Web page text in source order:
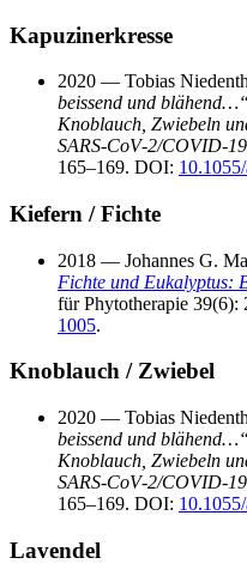
Kapuzinerkresse
2020 — Tobias
beissend und
Knoblauch, Zwiebeln
SARS‑CoV‑2/
165–169. DOI:
Kiefern / Fichte
2018 — Johannes G.
Fichte und Eukalyptus:
für Phytotherapie 39(6):
1005.
Knoblauch / Zwiebel
2020 — Tobias
beissend und
Knoblauch, Zwiebeln
SARS‑CoV‑2/
165–169. DOI:
Lavendel